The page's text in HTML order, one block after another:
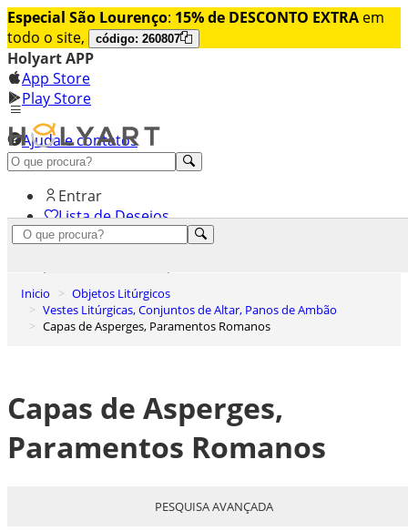
Especial São Lourenço: 15% de DESCONTO EXTRA em
todo o site,
código: 260807
Holyart APP
App Store
Play Store
Ajuda e contatos
Conheça premium
Entrar
Lista de Desejos
Inicio
Objetos Litúrgicos
Vestes Litúrgicas, Conjuntos de Altar, Panos de Ambão
Capas de Asperges, Paramentos Romanos
Capas de Asperges,
Paramentos Romanos
PESQUISA AVANÇADA